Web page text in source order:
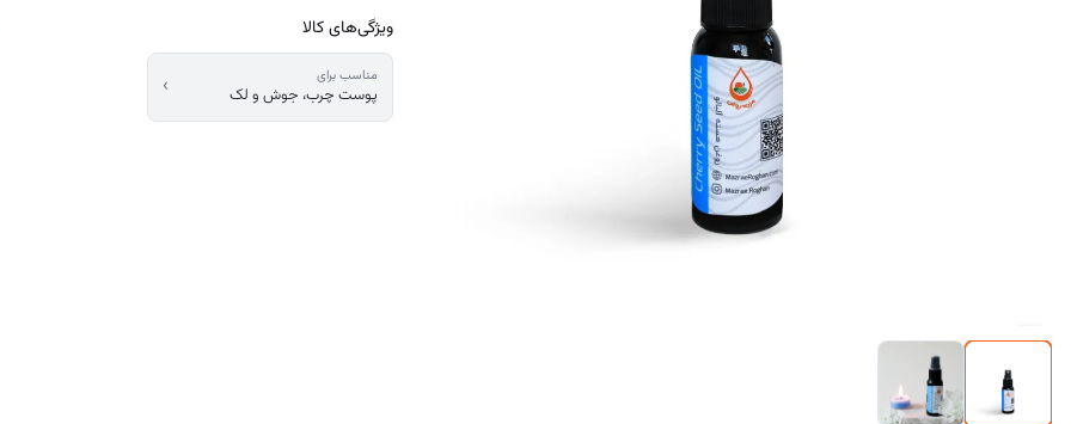
ویژگی‌های کالا
مناسب برای
پوست چرب، جوش و لک ›